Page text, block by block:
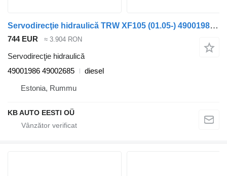
Servodirecţie hidraulică TRW XF105 (01.05-) 49001986 pentru camion DAF XF95, XF105 (2001-2014)
744 EUR ≈ 3.904 RON
Servodirecţie hidraulică
49001986 49002685
diesel
Estonia, Rummu
KB AUTO EESTI OÜ